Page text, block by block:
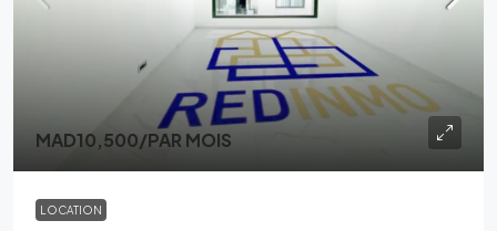
MAD10,500/PAR MOIS
LOCATION